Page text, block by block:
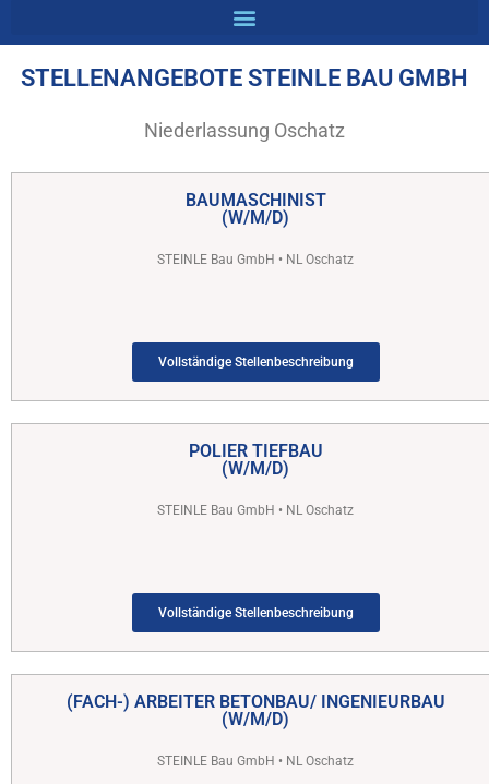
STELLENANGEBOTE STEINLE BAU GMBH
Niederlassung Oschatz
BAUMASCHINIST
(W/M/D)
STEINLE Bau GmbH • NL Oschatz
Vollständige Stellenbeschreibung
POLIER TIEFBAU
(W/M/D)
STEINLE Bau GmbH • NL Oschatz
Vollständige Stellenbeschreibung
(FACH-) ARBEITER BETONBAU/ INGENIEURBAU
(W/M/D)
STEINLE Bau GmbH • NL Oschatz